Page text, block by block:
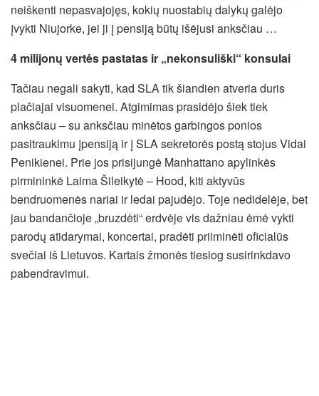
neiškenti nepasvajojęs, kokių nuostabių dalykų galėjo
įvykti Niujorke, jei ji į pensiją būtų išėjusi anksčiau …
4 milijonų vertės pastatas ir „nekonsuliški“ konsulai
Tačiau negali sakyti, kad SLA tik šiandien atveria duris
plačiajai visuomenei. Atgimimas prasidėjo šiek tiek
anksčiau – su anksčiau minėtos garbingos ponios
pasitraukimu įpensiją ir į SLA sekretorės postą stojus Vidai
Penikienei. Prie jos prisijungė Manhattano apylinkės
pirmininkė Laima Šileikytė – Hood, kiti aktyvūs
bendruomenės nariai ir ledai pajudėjo. Toje nedidelėje, bet
jau bandančioje „bruzdėti“ erdvėje vis dažniau ėmė vykti
parodų atidarymai, koncertai, pradėti priiminėti oficialūs
svečiai iš Lietuvos. Kartais žmonės tiesiog susirinkdavo
pabendravimui.